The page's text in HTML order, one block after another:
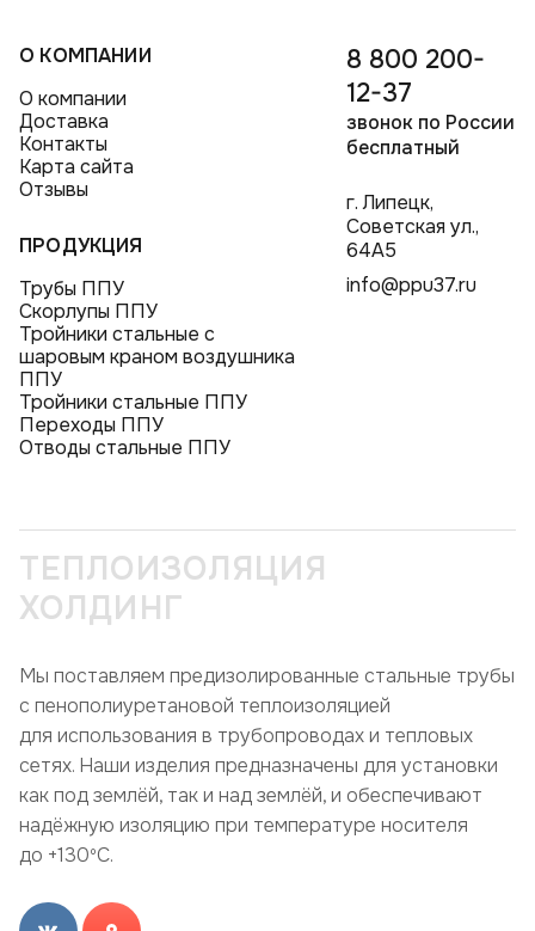
О КОМПАНИИ
О компании
Доставка
Контакты
Карта сайта
Отзывы
ПРОДУКЦИЯ
Трубы ППУ
Скорлупы ППУ
Тройники стальные с
шаровым краном воздушника
ППУ
Тройники стальные ППУ
Переходы ППУ
Отводы стальные ППУ
8 800 200-
12-37
звонок по России
бесплатный
г. Липецк,
Советская ул.,
64А5
info@ppu37.ru
ТЕПЛОИЗОЛЯЦИЯ
ХОЛДИНГ
Мы поставляем предизолированные стальные трубы
с пенополиуретановой теплоизоляцией
для использования в трубопроводах и тепловых
сетях. Наши изделия предназначены для установки
как под землёй, так и над землёй, и обеспечивают
надёжную изоляцию при температуре носителя
до +130ºC.